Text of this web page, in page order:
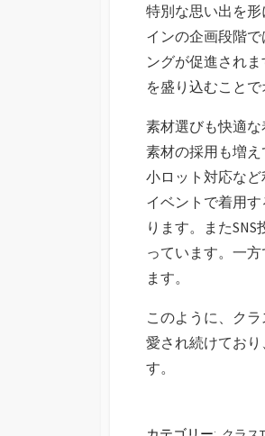
特別な思い出を
インの企画段階
ングが促進され
を盛り込むこと
素材選びも快適
素材の採用も増
小ロット対応な
イベントで着用
ります。また
っています。一
ます。
このように、ク
愛され続けてお
す。